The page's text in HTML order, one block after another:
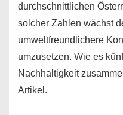
durchschnittlichen
solcher Zahlen wächst
umweltfreundlichere
umzusetzen. Wie es
Nachhaltigkeit
Artikel.